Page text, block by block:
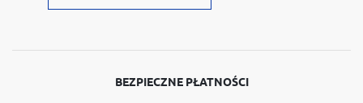
BEZPIECZNE PŁATNOŚCI